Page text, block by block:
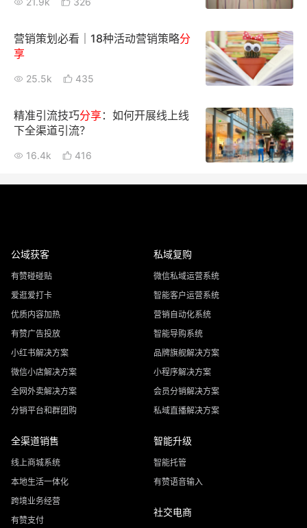
营销策划必看｜18种活动营销策略分
享
25.5k 435
精准引流技巧分享：如何开展线上线
下全渠道引流？
16.4k 416
公域获客
有赞碰碰贴
爱逛爱打卡
优质内容加热
有赞广告投放
小红书解决方案
微信小店解决方案
全网外卖解决方案
分销平台和群团购
私域复购
微信私域运营系统
智能客户运营系统
营销自动化系统
智能导购系统
品牌旗舰解决方案
小程序解决方案
会员分销解决方案
私域直播解决方案
全渠道销售
线上商城系统
本地生活一体化
跨境业务经营
有赞支付
智能升级
智能托管
有赞语音输入
社交电商